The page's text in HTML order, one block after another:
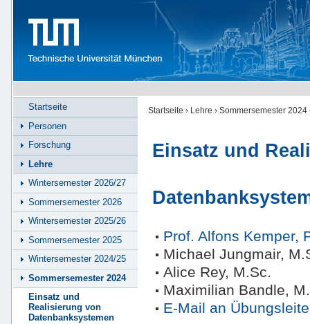
Startseite Lehre Sommersemester 2024
Einsatz und
Prof. Alfons Kemper,
Michael Jungmair,
Alice Rey, M.Sc.
Maximilian Bandle,
E-Mail an
Startseite
Personen
Forschung
Lehre
Wintersemester 2026/27
Sommersemester 2026
Wintersemester 2025/26
Sommersemester 2025
Wintersemester 2024/25
Sommersemester 2024
Einsatz und
Realisierung von
Datenbanksystemen